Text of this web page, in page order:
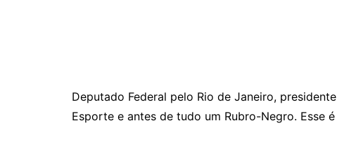
Deputado Federal pelo Rio de Janeiro,
Esporte e antes de tudo um Rubro-Negro. Esse